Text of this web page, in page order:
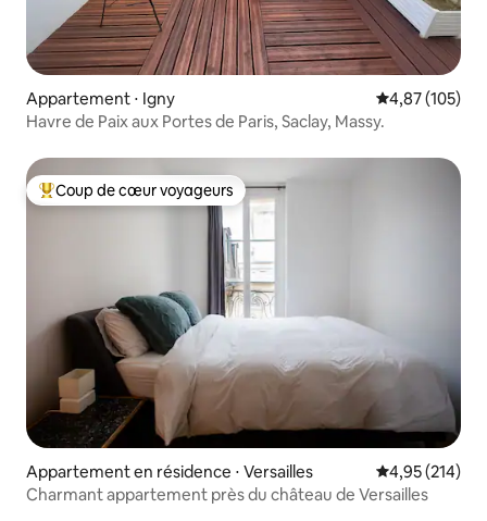
Appartement ⋅ Igny Évaluation
4,87 (105)
Havre de Paix aux Portes de Paris, Saclay, Massy.
Coups de cœur voyageurs les plus appréciés
Coup de cœur voyageurs
Appartement en résidence ⋅ Versailles Évaluation
4,95 (214)
Charmant appartement près du château de Versailles